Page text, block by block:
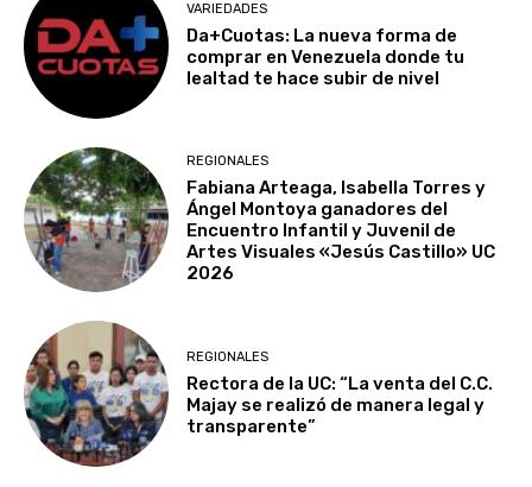
VARIEDADES
Da+Cuotas: La nueva forma de
comprar en Venezuela donde tu
lealtad te hace subir de nivel
REGIONALES
Fabiana Arteaga, Isabella Torres y
Ángel Montoya ganadores del
Encuentro Infantil y Juvenil de
Artes Visuales «Jesús Castillo» UC
2026
REGIONALES
Rectora de la UC: “La venta del C.C.
Majay se realizó de manera legal y
transparente”